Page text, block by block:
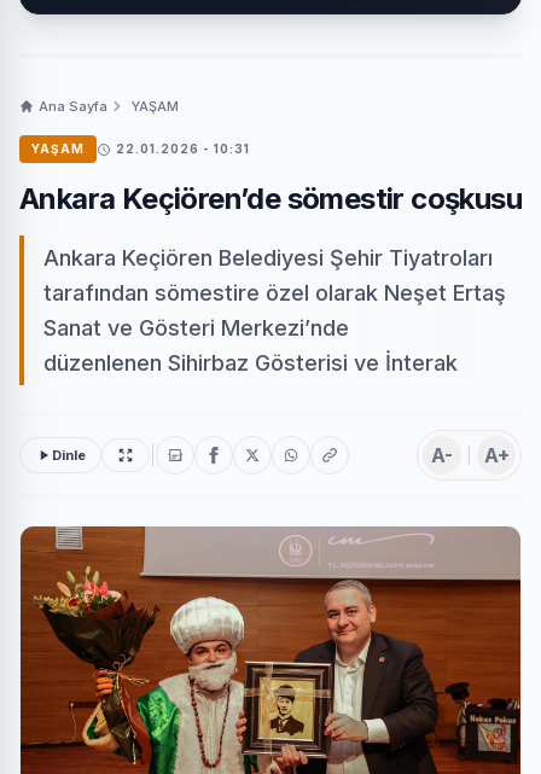
Ana Sayfa YAŞAM
YAŞAM 22.01.2026 - 10:31
Ankara Keçiören’de sömestir coşkusu
Ankara Keçiören Belediyesi Şehir Tiyatroları
tarafından sömestire özel olarak Neşet Ertaş
Sanat ve Gösteri Merkezi’nde
düzenlenen Sihirbaz Gösterisi ve İnterak
Dinle A- A+